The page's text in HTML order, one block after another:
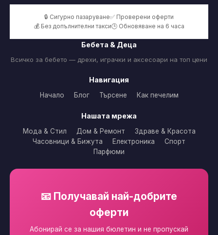
🔒 Сигурно пазаруване✅ Проверени оферти
💰 Без допълнителни такси🕒 Обновяване на 6 часа
Бебета & Деца
Всичко за бебето — дрехи, играчки и аксесоари на топ цени
Навигация
Начало Блог Търсене Как печелим
Нашата мрежа
Мода & Стил Дом & Ремонт
Здраве & Красота
Часовници & Бижута
Електроника
Спорт
Парфюми
📧 Получавай най-добрите
оферти
Абонирай се за нашия бюлетин и не пропускай